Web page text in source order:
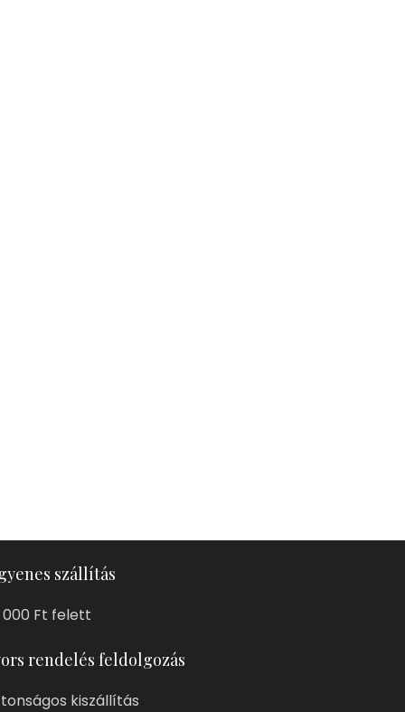
szállítás
000 Ft felett
rendelés feldolgozás
kiszállítás